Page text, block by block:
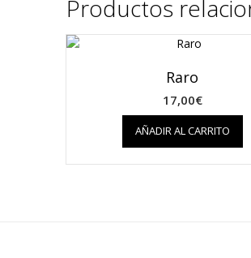
Productos
Raro
17,00€
AÑADIR AL CARRITO